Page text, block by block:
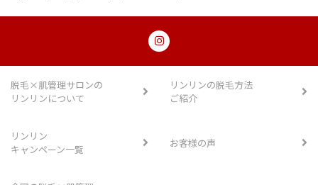
脱毛×肌管理サロンの
リンリンについて
リンリンの脱毛方法
ご紹介
リンリン
キャンペーン一覧
お客様の声